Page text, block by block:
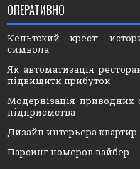
ОПЕРАТИВНО
Кельтский крест:
символа
Як автоматизація
підвищити прибуток
Модернізація приводних
підприємства
Дизайн интерьера
Парсинг номеров вайбер